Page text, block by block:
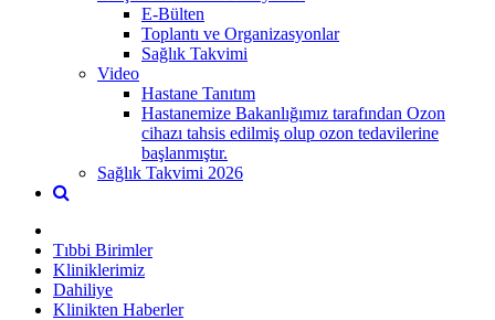
E-Bülten
Toplantı ve Organizasyonlar
Sağlık Takvimi
Video
Hastane Tanıtım
Hastanemize Bakanlığımız tarafından Ozon
cihazı tahsis edilmiş olup ozon tedavilerine
başlanmıştır.
Sağlık Takvimi 2026
Tıbbi Birimler
Kliniklerimiz
Dahiliye
Klinikten Haberler